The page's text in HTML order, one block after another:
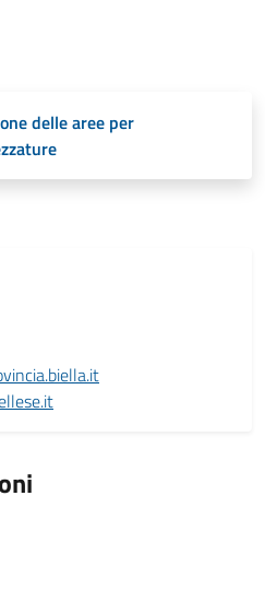
delle aree per